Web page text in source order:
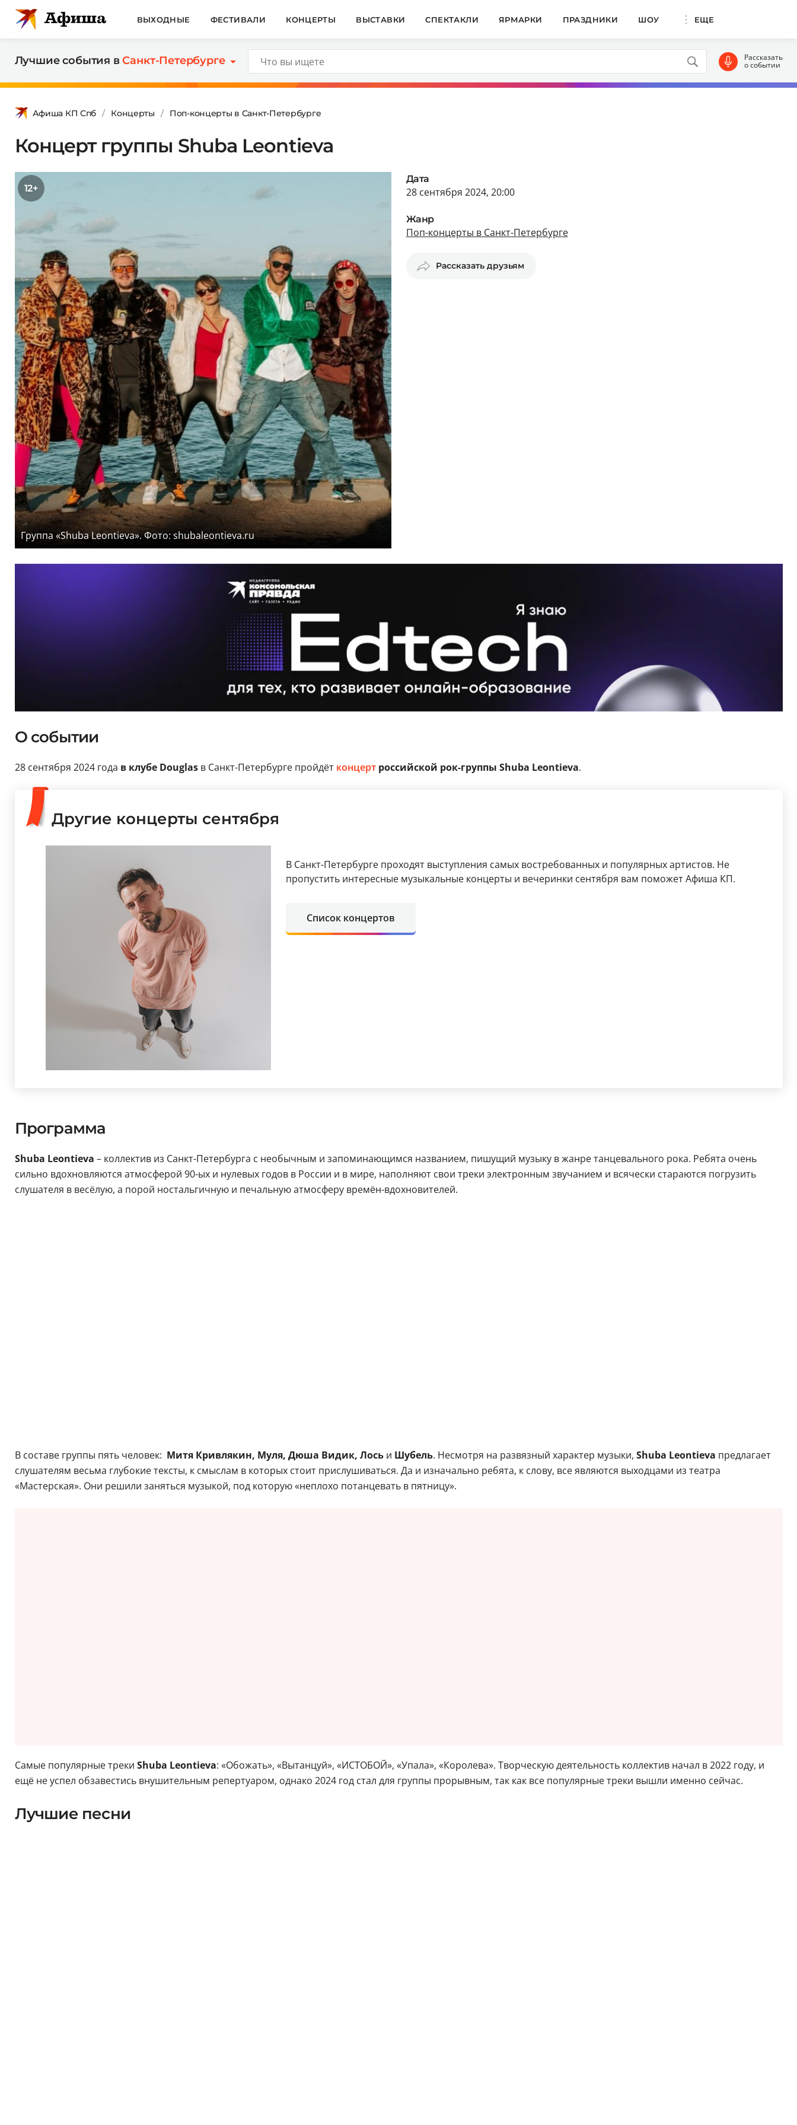
ВЫХОДНЫЕ ФЕСТИВАЛИ КОНЦЕРТЫ ВЫСТАВКИ СПЕКТАКЛИ ЯРМАРКИ ПРАЗДНИКИ ШОУ ЕЩЕ
Лучшие события вСанкт-Петербурге Рассказать
о событии
Афиша КП Спб Концерты Поп-концерты в Санкт-Петербурге
Концерт группы Shuba Leontieva
12+
Группа «Shuba Leontieva». Фото: shubaleontieva.ru
Дата
28 сентября 2024, 20:00
Жанр
Поп-концерты в Санкт-Петербурге
Рассказать друзьям
О событии
28 сентября 2024 года в клубе Douglasв Санкт-Петербурге пройдёт концертроссийской рок-группы Shuba Leontieva.
Другие концерты сентября
В Санкт-Петербурге проходят выступления самых востребованных и популярных артистов. Не
пропустить интересные музыкальные концерты и вечеринки сентября вам поможет Афиша КП.
Список концертов
Программа
Shuba Leontieva – коллектив из Санкт-Петербурга с необычным и запоминающимся названием, пишущий музыку в жанре танцевального рока. Ребята очень
сильно вдохновляются атмосферой 90-ых и нулевых годов в России и в мире, наполняют свои треки электронным звучанием и всячески стараются погрузить
слушателя в весёлую, а порой ностальгичную и печальную атмосферу времён-вдохновителей.
В составе группы пять человек: Митя Кривлякин, Муля, Дюша Видик, Лосьи Шубель. Несмотря на развязный характер музыки, Shuba Leontieva предлагает
слушателям весьма глубокие тексты, к смыслам в которых стоит прислушиваться. Да и изначально ребята, к слову, все являются выходцами из театра
«Мастерская». Они решили заняться музыкой, под которую «неплохо потанцевать в пятницу».
Самые популярные треки Shuba Leontieva: «Обожать», «Вытанцуй», «ИСТОБОЙ», «Упала», «Королева». Творческую деятельность коллектив начал в 2022 году, и
ещё не успел обзавестись внушительным репертуаром, однако 2024 год стал для группы прорывным, так как все популярные треки вышли именно сейчас.
Лучшие песни